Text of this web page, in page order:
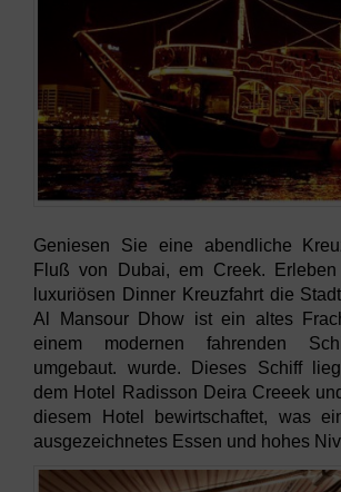
Geniesen Sie eine abendliche
Fluß von Dubai, em Creek.
luxuriösen Dinner Kreuzfahrt die
Al Mansour Dhow ist ein altes
einem modernen fahrenden
umgebaut. wurde. Dieses Schiff
dem Hotel Radisson Deira Creeek
diesem Hotel bewirtschaftet, was
ausgezeichnetes Essen und hohes